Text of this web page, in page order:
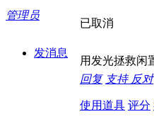
管理员
发消息
已取消
用发光拯救闲
回复 支持 反对
使用道具 评分